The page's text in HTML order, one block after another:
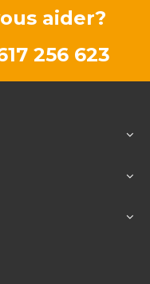
aider?
256 623